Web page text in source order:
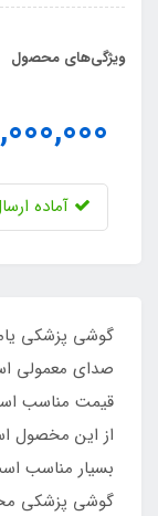
ویژگی‌های محصول
آماده
صدای معمولی
قیمت مناسب
از این مخصول
بسیار مناسب
گوشی پزشکی